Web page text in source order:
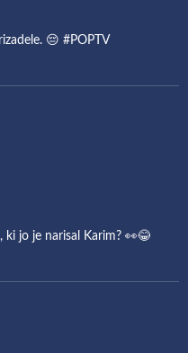
😔 #POPTV
ki jo je narisal Karim? 👀😂